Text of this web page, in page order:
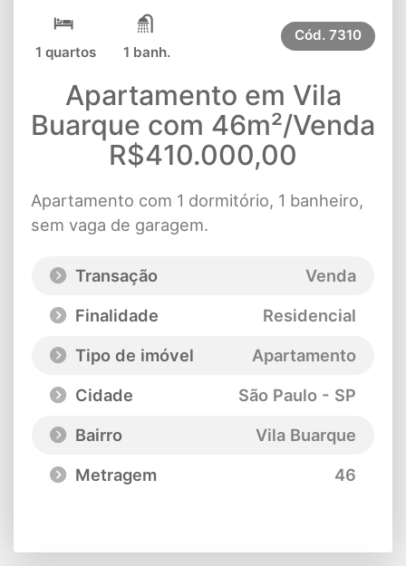
1 quartos 1 banh.
Cód. 7310
Apartamento em Vila
Buarque com 46m²/Venda
R$410.000,00
Apartamento com 1 dormitório, 1 banheiro,
sem vaga de garagem.
Transação
Venda
Finalidade
Residencial
Tipo de imóvel
Apartamento
Cidade
São Paulo - SP
Bairro
Vila Buarque
Metragem
46